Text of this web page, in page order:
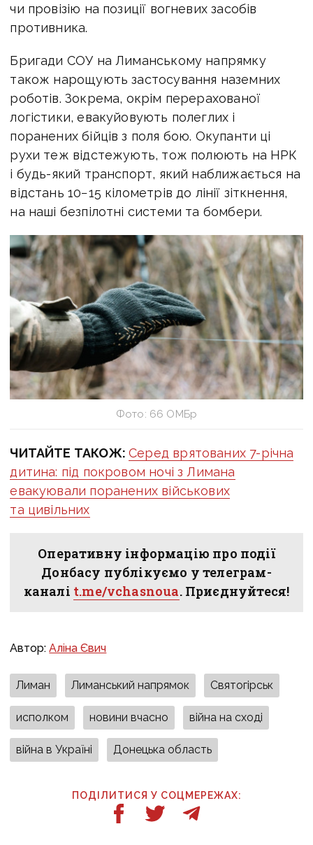
чи провізію на позиції вогневих засобів
противника.
Бригади СОУ на Лиманському напрямку
також нарощують застосування наземних
роботів. Зокрема, окрім перерахованої
логістики, евакуйовують полеглих і
поранених бійців з поля бою. Окупанти ці
рухи теж відстежують, тож полюють на НРК
і будь-який транспорт, який наближається на
відстань 10−15 кілометрів до лінії зіткнення,
на наші безпілотні системи та бомбери.
Фото: 66 ОМБр
ЧИТАЙТЕ ТАКОЖ:Серед врятованих 7-річна
дитина: під покровом ночі з Лимана
евакуювали поранених військових
та цивільних
Оперативну інформацію про події
Донбасу публікуємо у телеграм-
каналі t.me/vchasnoua. Приєднуйтеся!
Автор:Аліна Євич
Лиман Лиманський напрямок Святогірськ
исполком новини вчасно війна на сході
війна в Україні Донецька область
ПОДІЛИТИСЯ У СОЦМЕРЕЖАХ: